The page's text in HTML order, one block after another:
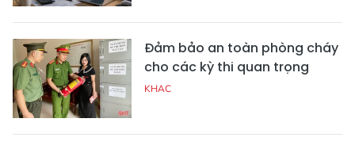
Đảm bảo an toàn phòng cháy
cho các kỳ thi quan trọng
KHAC